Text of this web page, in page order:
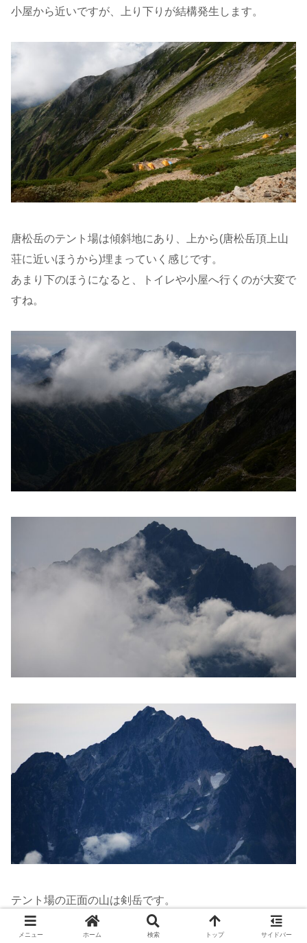
小屋から近いですが、上り下りが結構発生します。
唐松岳のテント場は傾斜地にあり、上から(唐松岳頂上山
荘に近いほうから)埋まっていく感じです。
あまり下のほうになると、トイレや小屋へ行くのが大変で
すね。
テント場の正面の山は剣岳です。
こちらも姿を現してくれました。
メニュー ホーム 検索 トップ サイドバー